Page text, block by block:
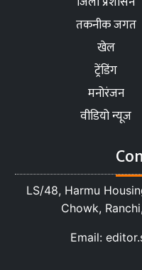
तकनीक जगत
खेल
ट्रेंडिंग
मनोरंजन
वीडियो न्यूज
LS/48, Harmu
Chowk,
Email: